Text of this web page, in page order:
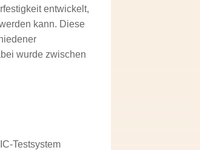
entwickelt,
kann. Diese
wurde zwischen
Testsystem